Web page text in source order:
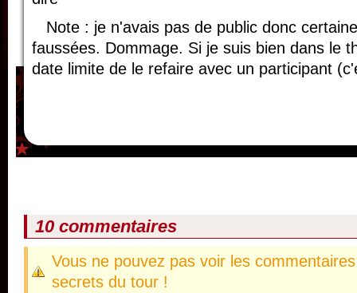
Note : je n'avais pas de public donc
faussées. Dommage. Si je suis bien dans le
date limite de le refaire avec un participant
10 commentaires
Vous ne pouvez pas voir les
secrets du tour !